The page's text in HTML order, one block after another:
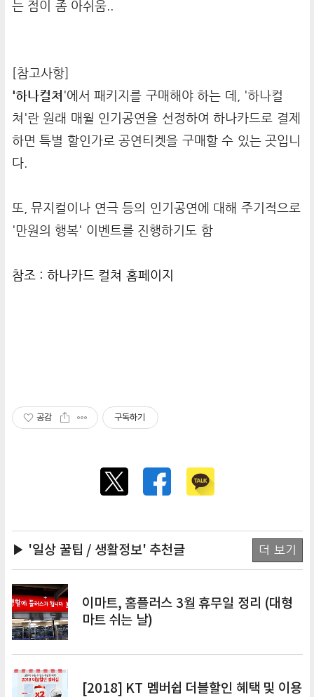
는 점이 좀 아쉬움..
[참고사항]
'하나컬쳐 '에서 패키지를 구매해야 하는 데, '하나컬
쳐'란 원래 매월 인기공연을 선정하여 하나카드로 결제
하면 특별 할인가로 공연티켓을 구매할 수 있는 곳입니
다.
또, 뮤지컬이나 연극 등의 인기공연에 대해 주기적으로
'만원의 행복' 이벤트를 진행하기도 함
참조 : 하나카드 컬쳐 홈페이지
공감 구독하기
▶ '일상 꿀팁 / 생활정보' 추천글 더 보기
이마트, 홈플러스 3월 휴무일 정리 (대형
마트 쉬는 날)
[2018] KT 멤버쉽 더블할인 혜택 및 이용